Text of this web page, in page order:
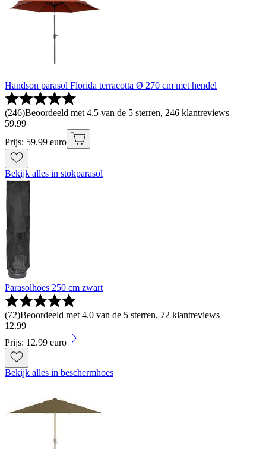
Handson parasol Florida terracotta Ø 270 cm met hendel
(246)Beoordeeld met 4.5 van de 5 sterren, 246 klantreviews
59.99
Prijs: 59.99 euro
Bekijk alles in stokparasol
Parasolhoes 250 cm zwart
(72)Beoordeeld met 4.0 van de 5 sterren, 72 klantreviews
12.99
Prijs: 12.99 euro
Bekijk alles in beschermhoes